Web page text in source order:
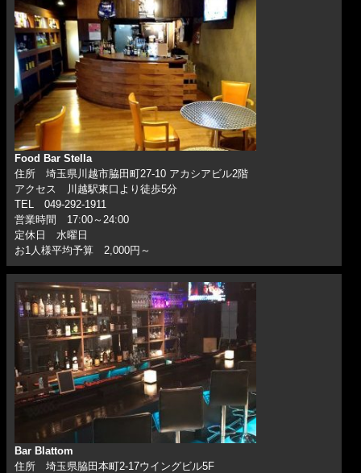
Food Bar Stella
住所 埼玉県川越市脇田町27-10 アカシアビル2階
アクセス 川越駅東口より徒歩5分
TEL 049-292-1911
営業時間 17:00～24:00
定休日 水曜日
お1人様平均予算 2,000円～
Bar Blattom
住所 埼玉県脇田本町2-17ウイングビル5F